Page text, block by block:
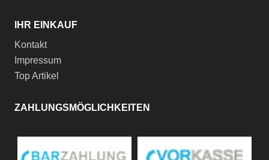
IHR EINKAUF
Kontakt
Impressum
Top Artikel
ZAHLUNGSMÖGLICHKEITEN